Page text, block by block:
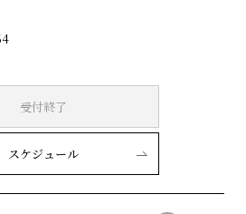
受付終了
スケジュール